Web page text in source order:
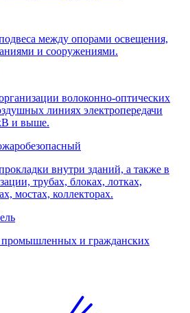
между опорами освещения,
и сооружениями.
волоконно-оптических
линиях электропередачи
и выше.
внутри зданий, а также в
трубах, блоках, лотках,
мостах, коллекторах.
и гражданских